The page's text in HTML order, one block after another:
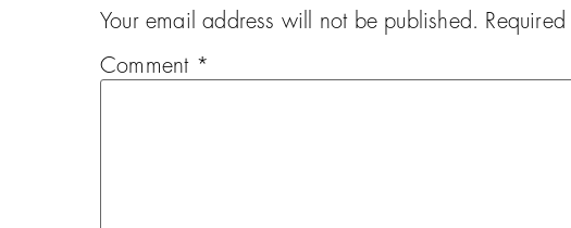
Your email address will not be published.
Comment *